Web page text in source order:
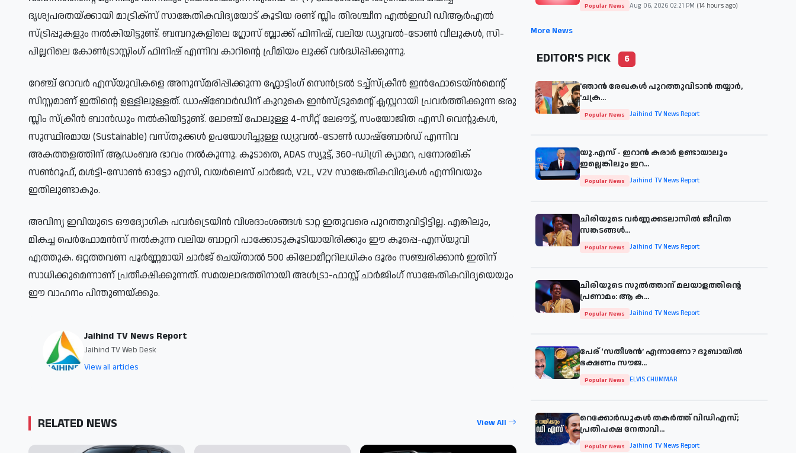
ദൃശ്യപരതയ്ക്കായി മാട്രിക്സ് സാങ്കേതികവിദ്യയോട് കൂടിയ രണ്ട് സ്ലിം തിരശ്ചീന എൽഇഡി ഡിആർഎൽ
സ്ട്രിപ്പുകളും നൽകിയിട്ടുണ്ട്. ബമ്പറുകളിലെ ഗ്ലോസ് ബ്ലാക്ക് ഫിനിഷ്, വലിയ ഡ്യുവൽ-ടോൺ വീലുകൾ, സി-
പില്ലറിലെ കോൺട്രാസ്റ്റിംഗ് ഫിനിഷ് എന്നിവ കാറിന്റെ പ്രീമിയം ലുക്ക് വർദ്ധിപ്പിക്കുന്നു.
റേഞ്ച് റോവർ എസ്‌യുവികളെ അനുസ്മരിപ്പിക്കുന്ന ഫ്ലോട്ടിംഗ് സെൻട്രൽ ടച്ച്‌സ്‌ക്രീൻ ഇൻഫോടെയ്ൻമെന്റ്
സിസ്റ്റമാണ് ഇതിന്റെ ഉള്ളിലുള്ളത്. ഡാഷ്‌ബോർഡിന് കുറുകെ ഇൻസ്ട്രുമെന്റ് ക്ലസ്റ്ററായി പ്രവർത്തിക്കുന്ന ഒരു
സ്ലിം സ്‌ക്രീൻ ബാൻഡും നൽകിയിട്ടുണ്ട്. ലോഞ്ച് പോലുള്ള 4-സീറ്റ് ലേഔട്ട്, സംയോജിത എസി വെന്റുകൾ,
സുസ്ഥിരമായ (Sustainable) വസ്തുക്കൾ ഉപയോഗിച്ചുള്ള ഡ്യുവൽ-ടോൺ ഡാഷ്‌ബോർഡ് എന്നിവ
അകത്തളത്തിന് ആഡംബര ഭാവം നൽകുന്നു. കൂടാതെ, ADAS സ്യൂട്ട്, 360-ഡിഗ്രി ക്യാമറ, പനോരമിക്
സൺറൂഫ്, മൾട്ടി-സോൺ ഓട്ടോ എസി, വയർലെസ് ചാർജർ, V2L, V2V സാങ്കേതികവിദ്യകൾ എന്നിവയും
ഇതിലുണ്ടാകും.
അവിന്യ ഇവിയുടെ ഔദ്യോഗിക പവർട്രെയിൻ വിശദാംശങ്ങൾ ടാറ്റ ഇതുവരെ പുറത്തുവിട്ടിട്ടില്ല. എങ്കിലും,
മികച്ച പെർഫോമൻസ് നൽകുന്ന വലിയ ബാറ്ററി പാക്കോടുകൂടിയായിരിക്കും ഈ കൂപ്പെ-എസ്‌യുവി
എത്തുക. ഒറ്റത്തവണ പൂർണ്ണമായി ചാർജ് ചെയ്താൽ 500 കിലോമീറ്ററിലധികം ദൂരം സഞ്ചരിക്കാൻ ഇതിന്
സാധിക്കുമെന്നാണ് പ്രതീക്ഷിക്കുന്നത്. സമയലാഭത്തിനായി അൾട്രാ-ഫാസ്റ്റ് ചാർജിംഗ് സാങ്കേതികവിദ്യയെയും
ഈ വാഹനം പിന്തുണയ്ക്കും.
Jaihind TV News Report
Jaihind TV Web Desk
View all articles
RELATED NEWS View All
Popular News Aug 06, 2026 02:21 PM (14 hours ago)
More News
EDITOR'S PICK 6
'ഞാന്‍ രേഖകള്‍ പുറത്തുവിടാന്‍ തയ്യാര്‍,
'ചക്ര...
Popular News Jaihind TV News Report
യു.എസ് - ഇറാൻ കരാർ ഉണ്ടായാലും
ഇല്ലെങ്കിലും ഇറ...
Popular News Jaihind TV News Report
ചിരിയുടെ വര്‍ണ്ണക്കടലാസില്‍ ജീവിത
സങ്കടങ്ങള്‍...
Popular News Jaihind TV News Report
ചിരിയുടെ സുൽത്താന് മലയാളത്തിന്റെ
പ്രണാമം: ആ ക...
Popular News Jaihind TV News Report
പേര് ‘സതീശന്‍’ എന്നാണോ ? ദുബായില്‍
ഭക്ഷണം സൗജ...
Popular News ELVIS CHUMMAR
റെക്കോർഡുകൾ തകർത്ത് വിഡിഎസ്;
പ്രതിപക്ഷ നേതാവി...
Popular News Jaihind TV News Report